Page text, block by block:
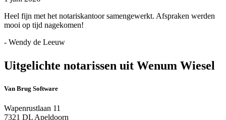
Heel fijn met het notariskantoor samengewerkt. Afspraken werden
mooi op tijd nagekomen!
- Wendy de Leeuw
Uitgelichte notarissen uit Wenum Wiesel
Van Brug Software
Wapenrustlaan 11
7321 DL Apeldoorn